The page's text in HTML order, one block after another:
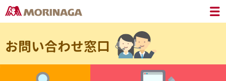
お問い合わせ窓口